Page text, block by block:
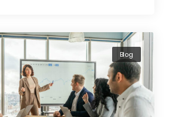
Blog